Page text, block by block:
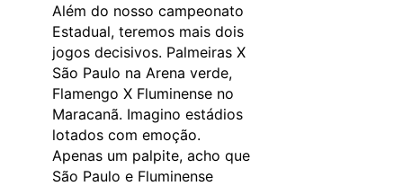
Além do nosso campeonato
Estadual, teremos mais dois
jogos decisivos. Palmeiras X
São Paulo na Arena verde,
Flamengo X Fluminense no
Maracanã. Imagino estádios
lotados com emoção.
Apenas um palpite, acho que
São Paulo e Fluminense